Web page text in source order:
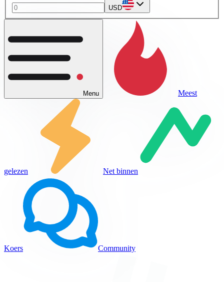
USD
Menu Meest
gelezen Net binnen
Koers Community